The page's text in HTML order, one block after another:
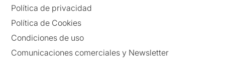
Política de privacidad
Política de Cookies
Condiciones de uso
Comunicaciones comerciales y Newsletter